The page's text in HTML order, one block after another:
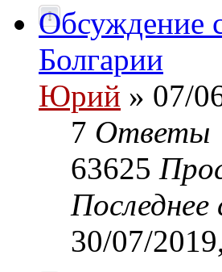
Обсуждение
Болгарии
Юрий » 07/
7 Ответы
63625
30/07/